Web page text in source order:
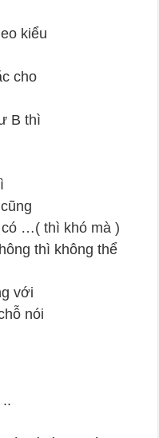
kiểu
cho
B thì
có …( thì khó mà )
thì không thể
với
nói